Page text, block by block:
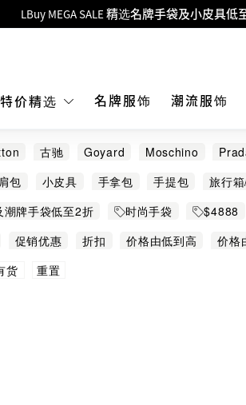
Hobo / Hobo Mini人气限量特别版限时原价
1楼175号铺旗舰店特设名牌Hermès、
购物满HKD500即享免运费！
LBuy获香港知识产权署颁发2026《正版正货承
LBuy MEGA SALE 精选名牌手袋及小皮具低
特价精选 名牌服饰 潮流服饰
古驰 Goyard Moschino
Bao Issey Miyake kate spade Karl
Sacai The North Face Thom
包 小皮具 手拿包 手提包 旅行
潮牌手袋低至2折 时尚手袋 $4888
名牌首饰及小皮具 心动价￥2,888起
促销优惠 折扣 价格由低到高 价格
货 重置